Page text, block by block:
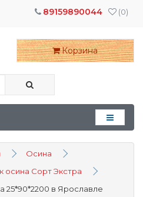
(0)
89159890044
Корзина
Осина
осина Сорт Экстра
25*90*2200 в Ярославле